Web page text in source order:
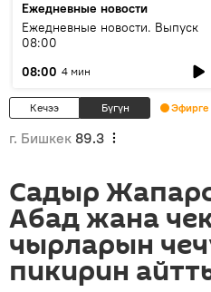
Ежедневные новости
Ежедневные новости. Выпуск
08:00
08:00 4 мин
Кечээ Бүгүн Эфирге
г. Бишкек 89.3
Садыр
Абад жана
чырларын
пикирин